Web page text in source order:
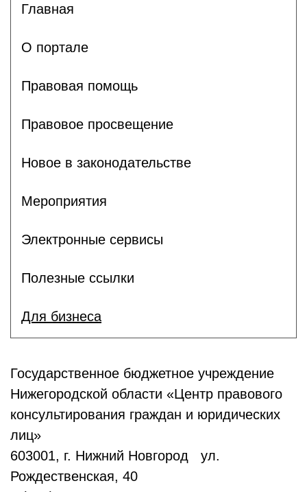
Главная
О портале
Правовая помощь
Правовое просвещение
Новое в законодательстве
Мероприятия
Электронные сервисы
Полезные ссылки
Для бизнеса
Государственное бюджетное учреждение
Нижегородской области «Центр правового
консультирования граждан и юридических
лиц»
603001, г. Нижний Новгород ул.
Рождественская, 40